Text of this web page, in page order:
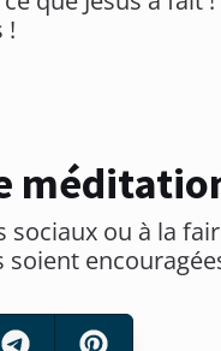
!
sociaux ou à la